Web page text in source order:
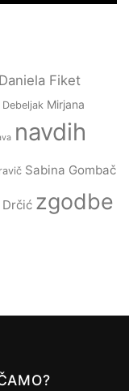
Daniela Fiket
Mirjana
navdih
Sabina Gombač
Drčić zgodbe